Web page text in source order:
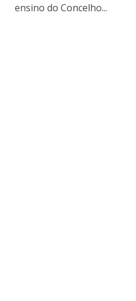
ensino do Concelho...